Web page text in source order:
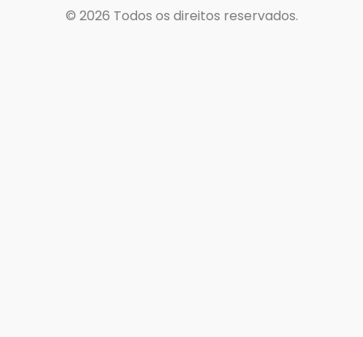
© 2026 Todos os direitos reservados.